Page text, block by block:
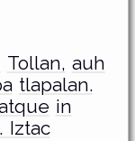
Tollan, auh
tlapalan.
in
Iztac